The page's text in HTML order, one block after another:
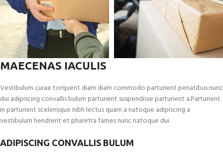
MAECENAS IACULIS
Vestibulum curae torquent diam diam commodo parturient penatibus nunc
dui adipiscing convallis bulum parturient suspendisse parturient a.Parturient
in parturient scelerisque nibh lectus quam a natoque adipiscing a
vestibulum hendrerit et pharetra fames nunc natoque dui.
ADIPISCING CONVALLIS BULUM